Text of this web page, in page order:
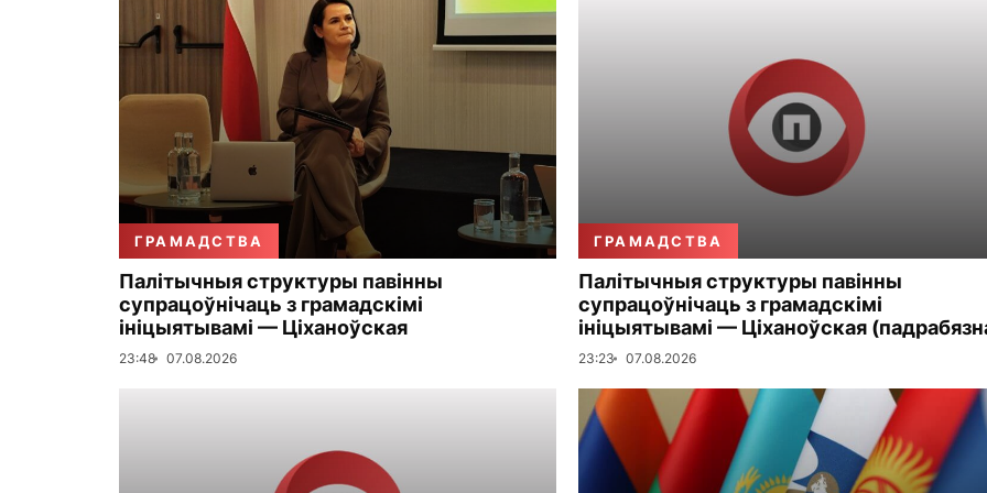
ГРАМАДСТВА
Палітычныя структуры павінны
супрацоўнічаць з грамадскімі
ініцыятывамі — Ціханоўская
23:48 07.08.2026
ГРАМАДСТВА
Палітычныя структуры павінны
супрацоўнічаць з грамадскімі
ініцыятывамі — Ціханоўская
23:23 07.08.2026